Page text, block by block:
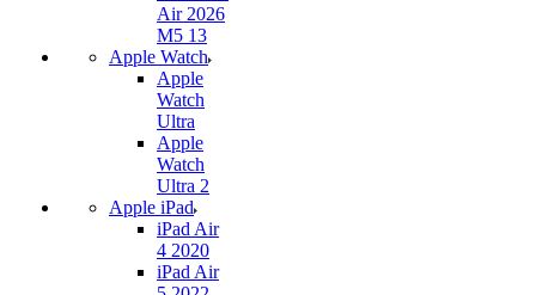
Air 2026
M5 13
Apple Watch
Apple
Watch
Ultra
Apple
Watch
Ultra 2
Apple iPad
iPad Air
4 2020
iPad Air